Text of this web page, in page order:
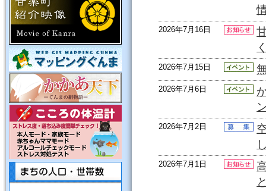
2026年7月16日
2026年7月15日
2026年7月6日
2026年7月2日
2026年7月1日